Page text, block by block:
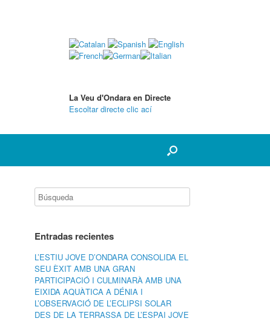
La Veu d'Ondara en Directe
Escoltar directe clic ací
Entradas recientes
L’ESTIU JOVE D’ONDARA CONSOLIDA EL
SEU ÈXIT AMB UNA GRAN
PARTICIPACIÓ I CULMINARÀ AMB UNA
EIXIDA AQUÀTICA A DÉNIA I
L’OBSERVACIÓ DE L’ECLIPSI SOLAR
DES DE LA TERRASSA DE L’ESPAI JOVE